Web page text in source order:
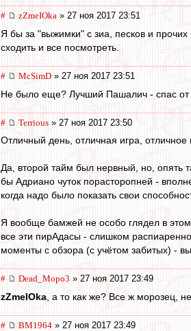
# zZmeIOka » 27 ноя 2017 23:51
Я бы за "выжимки" с зиа, песков и прочих
сходить и все посмотреть.
# McSimD » 27 ноя 2017 23:51
Не было еще? Лучший Пашалич - спас от
# Terrious » 27 ноя 2017 23:50
Отличный день, отличная игра, отличное
Да, второй тайм был нервный, но, опять
бы Адриано чуток порасторопней -
когда надо было показать свои
Я вообще бамжей не особо глядел в
все эти пирАдасы - слишком
моменты с обзора (с учётом забитых) -
# Dead_Mopo3 » 27 ноя 2017 23:49
zZmeIOka , а то как же? Все ж морозец,
# BM1964 » 27 ноя 2017 23:49